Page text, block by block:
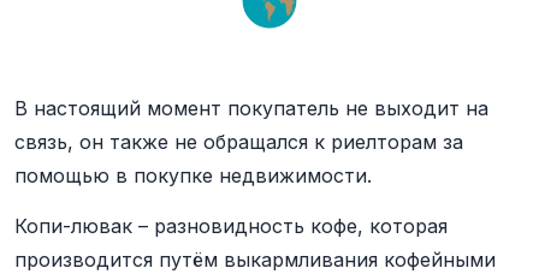
В настоящий момент покупатель не выходит на
связь, он также не обращался к риелторам за
помощью в покупке недвижимости.
Копи-лювак – разновидность кофе, которая
производится путём выкармливания кофейными